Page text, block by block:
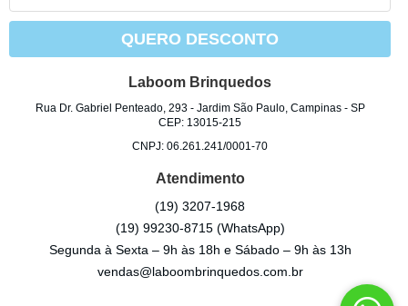
QUERO DESCONTO
Laboom Brinquedos
Rua Dr. Gabriel Penteado, 293- Jardim São Paulo, Campinas- SP
CEP: 13015-215
CNPJ: 06.261.241/0001-70
Atendimento
(19) 3207-1968
(19) 99230-8715 (WhatsApp)
Segunda à Sexta – 9h às 18h e Sábado – 9h às 13h
vendas@laboombrinquedos.com.br